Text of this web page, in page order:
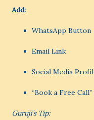
Add:
WhatsApp Button
Email Link
Social Media
“Book a Free
Guruji’s Tip: